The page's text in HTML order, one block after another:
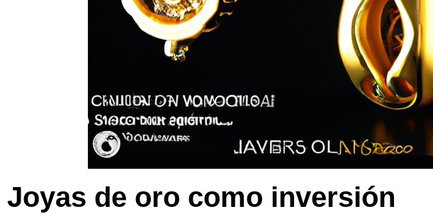
Joyas de oro como inversión